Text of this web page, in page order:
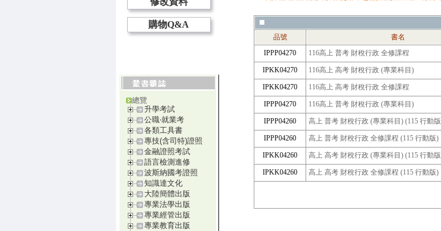
購物Q&A
總覽
升學考試
公職‧就業考
各類工具書
專技(含司特)證照
金融證照考試
語言檢測進修
波斯納國考證照
知識達文化
大陸簡體出版
專業法學出版
專業經管出版
專業教育出版
品號 書名
IPPP04270
116高上 普考 財稅行政 全修課程
IPKK04270
116高上 高考 財稅行政 (專業科目)
IPKK04270
116高上 高考 財稅行政 全修課程
IPPP04270
116高上 普考 財稅行政 (專業科目)
IPPP04260
高上 普考 財稅行政 (專業科目) (115 行動
IPPP04260
高上 普考 財稅行政 全修課程 (115 行動版)
IPKK04260
高上 高考 財稅行政 (專業科目) (115 行動
IPKK04260
高上 高考 財稅行政 全修課程 (115 行動版)